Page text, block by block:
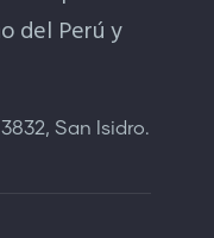
del Perú y
San Isidro.